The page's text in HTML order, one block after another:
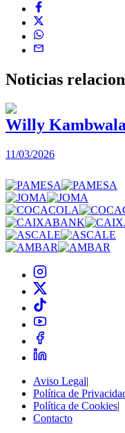
Noticias
Willy
11/03/2026
Aviso Legal|
Política de
Política de Cookies|
Contacto